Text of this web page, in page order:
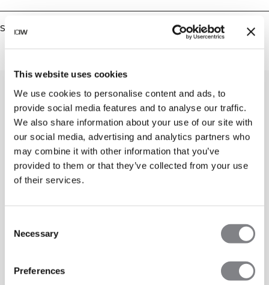
This website uses cookies
We use cookies to personalise content and ads, to
provide social media features and to analyse our traffic.
We also share information about your use of our site with
our social media, advertising and analytics partners who
may combine it with other information that you’ve
provided to them or that they’ve collected from your use
of their services.
Selection
Necessary
Preferences
Similar products